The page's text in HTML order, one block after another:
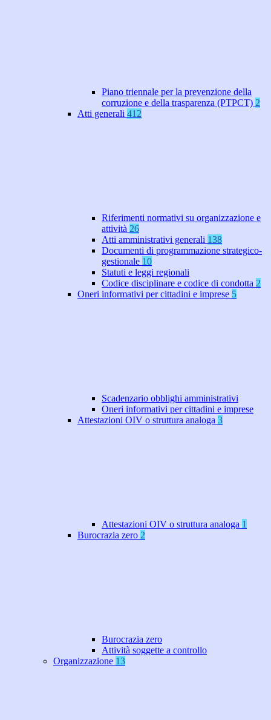
Piano triennale per la prevenzione della
corruzione e della trasparenza (PTPCT) 2
Atti generali 412
Riferimenti normativi su organizzazione e
attività 26
Atti amministrativi generali 138
Documenti di programmazione strategico-
gestionale 10
Statuti e leggi regionali
Codice disciplinare e codice di condotta 2
Oneri informativi per cittadini e imprese 5
Scadenzario obblighi amministrativi
Oneri informativi per cittadini e imprese
Attestazioni OIV o struttura analoga 3
Attestazioni OIV o struttura analoga 1
Burocrazia zero 2
Burocrazia zero
Attività soggette a controllo
Organizzazione 13